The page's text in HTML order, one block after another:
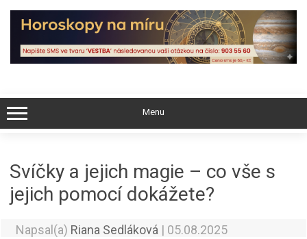
Skip
content
Menu
Svíčky a jejich magie – co vše s
jejich pomocí dokážete?
Napsal(a) Riana Sedláková | 05.08.2025